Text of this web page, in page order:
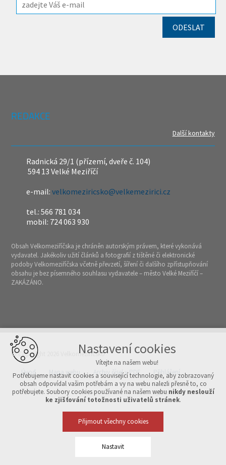
REDAKCE
Další kontakty
Radnická 29/1 (přízemí, dveře č. 104)
594 13 Velké Meziříčí
e-mail:velkomeziricsko@velkemezirici.cz
tel.: 566 781 034
mobil: 724 063 930
Obsah Velkomeziříčska je chráněn autorským právem, které vykonává
vydavatel. Jakékoliv užití článků a fotografií z tištěné či elektronické
podoby Velkomeziříčska včetně převzetí, šíření či dalšího zpřístupňování
obsahu je bez písemného souhlasu vydavatele – město Velké Meziříčí –
ZAKÁZÁNO.
© Copyright 2026 Velkomeziříčsko
Úvod Mapa webu Archiv čísel v PDF Přihlášení
Vytvořeno v xart.cz
Nastavení cookies
Vítejte na našem webu!
Potřebujeme nastavit cookies a související technologie, aby zobrazovaný
obsah odpovídal vašim potřebám a vy na webu nalezli přesně to, co
potřebujete. Soubory cookies používané na našem webu nikdy neslouží
ke zjišťování totožnosti uživatelů stránek.
Přijmout všechny cookies
Nastavit